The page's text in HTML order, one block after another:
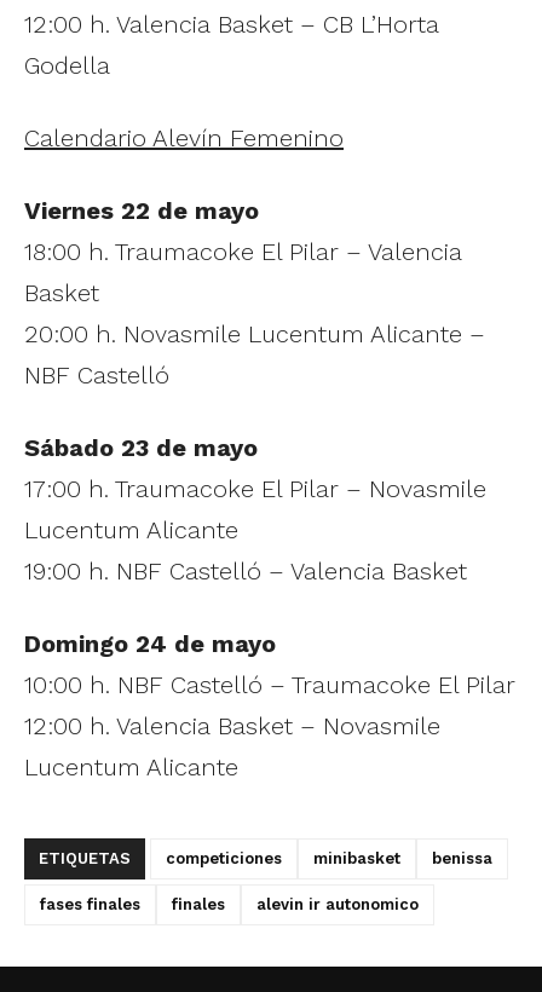
12:00 h. Valencia Basket – CB L’Horta
Godella
Calendario Alevín Femenino
Viernes 22 de mayo
18:00 h. Traumacoke El Pilar – Valencia
Basket
20:00 h. Novasmile Lucentum Alicante –
NBF Castelló
Sábado 23 de mayo
17:00 h. Traumacoke El Pilar – Novasmile
Lucentum Alicante
19:00 h. NBF Castelló – Valencia Basket
Domingo 24 de mayo
10:00 h. NBF Castelló – Traumacoke El Pilar
12:00 h. Valencia Basket – Novasmile
Lucentum Alicante
ETIQUETAS competiciones minibasket benissa
fases finales finales alevin ir autonomico